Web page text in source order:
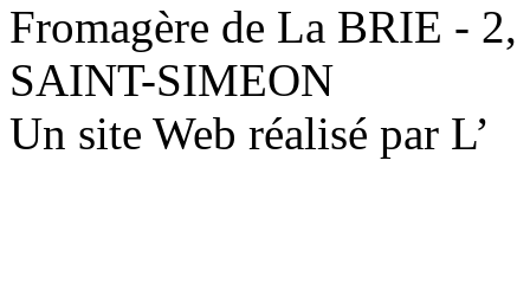
Fromagère de La BRIE -
SAINT-SIMEON
Un site Web réalisé par L’